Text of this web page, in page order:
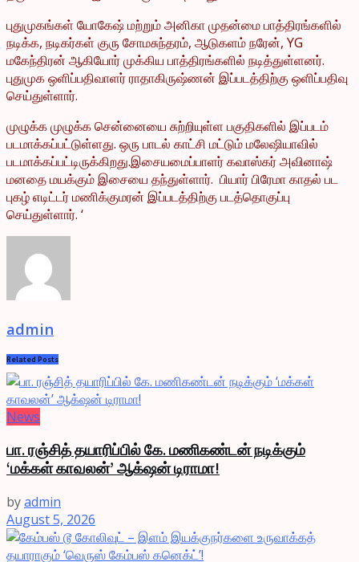
புதுமுகங்கள் யோகேஷ் மற்றும் அனிகா முதன்மை பாத்திரங்களில்
நடிக்க, நடிகர்கள் குரு சோமசுந்தரம், ஆடுகளம் நரேன், YG
மகேந்திரன் ஆகியோர் முக்கிய பாத்திரங்களில் நடித்துள்ளனர்.
புதுமுக ஒளிப்பதிவாளர் ராதாகிருஷ்ணன் இப்படத்திற்கு ஒளிப்பதிவு
செய்துள்ளார்.
முழுக்க முழுக்க சென்னையை சுற்றியுள்ள பகுதிகளில் இப்படம்
படமாக்கப்பட்டுள்ளது. ஒரு பாடல் காட்சி மட்டும் மலேஷியாவில்
படமாக்கப்பட்டிருக்கிறது.இசையமைப்பாளர் கவாஸ்கர் அவினாஷ்
மனதை மயக்கும் இசையை தந்துள்ளார். பியார் பிரேமா காதல் பட
புகழ் எடிட்டர் மணிக்குமரன் இப்படத்திற்கு படத்தொகுப்பு
செய்துள்ளார். ‘
admin
Related Posts
News
பா. ரஞ்சித் தயாரிப்பில் கே. மணிகண்டன் நடிக்கும்
‘மக்கள் காவலன்’ ஆக்‌ஷன் டிராமா!
byadmin
August 5, 2026